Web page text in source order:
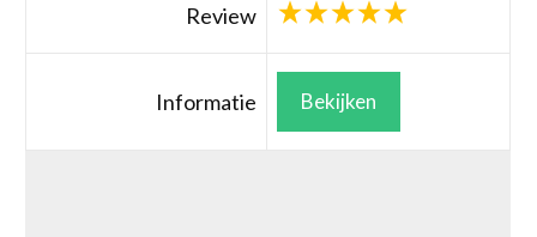
Review
Informatie Bekijken